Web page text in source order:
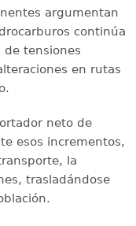
argumentan
continúa
tensiones
en rutas
neto de
esos incrementos,
la
trasladándose